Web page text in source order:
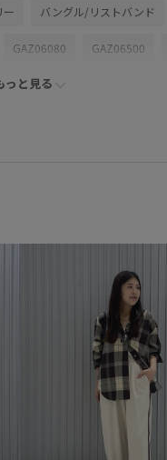
ー バングル/リストバンド
GAZ06080 GAZ06500
る outer_pickup
フレアシルエット
モード
ヴィンテージ ヴィン
取り外し可能なシ
撥水アイテ
っと見る